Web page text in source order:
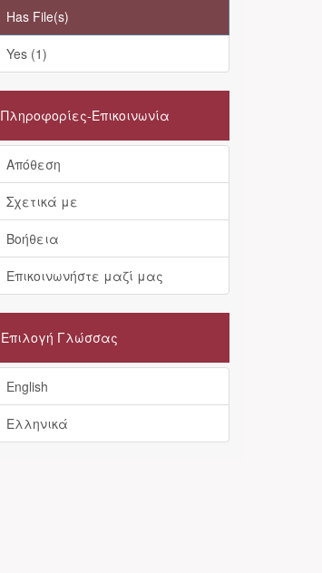
Has File(s)
Yes (1)
Πληροφορίες-Επικοινωνία
Απόθεση
Σχετικά με
Βοήθεια
Επικοινωνήστε μαζί μας
Επιλογή Γλώσσας
English
Ελληνικά